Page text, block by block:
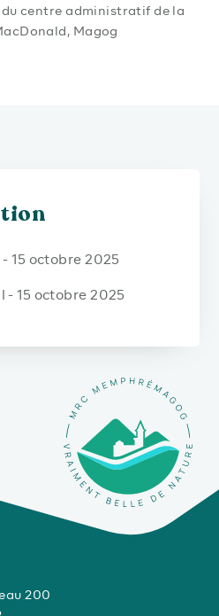
du centre administratif de la
Magog
15 octobre 2025
- 15 octobre 2025
200